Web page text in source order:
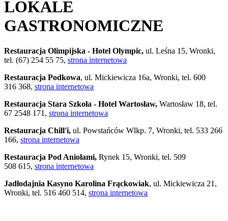
LOKALE
GASTRONOMICZNE
Restauracja Olimpijska - Hotel Olympic, ul. Leśna 15, Wronki,
tel. (67) 254 55 75, strona internetowa
Restauracja Podkowa, ul. Mickiewicza 16a, Wronki, tel. 600
316 368, strona internetowa
Restauracja Stara Szkoła - Hotel Wartosław, Wartosław 18, tel.
67 2548 171, strona internetowa
Restauracja Chill'i, ul. Powstańców Wlkp. 7, Wronki, tel. 533 266
166, strona internetowa
Restauracja Pod Aniołami, Rynek 15, Wronki, tel. 509
508 615, strona internetowa
Jadłodajnia Kasyno Karolina Frąckowiak, ul. Mickiewicza 21,
Wronki, tel. 516 460 514, strona internetowa